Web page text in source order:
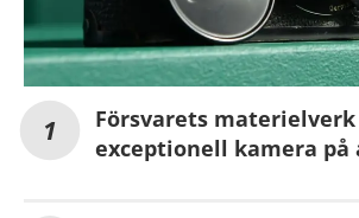
Försvarets
exceptionell kamera på